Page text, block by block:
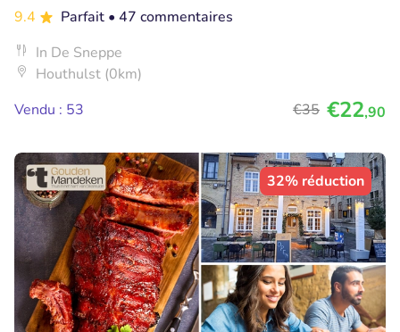
9.4 Parfait • 47 commentaires
In De Sneppe
Houthulst (0km)
Vendu : 53
€35 €22,90
32% réduction